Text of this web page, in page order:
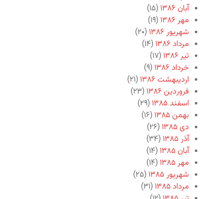
آبان ۱۳۸۶
(۱۵)
مهر ۱۳۸۶
(۱۹)
شهریور ۱۳۸۶
(۲۰)
مرداد ۱۳۸۶
(۱۴)
تیر ۱۳۸۶
(۱۷)
خرداد ۱۳۸۶
(۹)
اردیبهشت ۱۳۸۶
(۲۱)
فروردین ۱۳۸۶
(۲۳)
اسفند ۱۳۸۵
(۲۹)
بهمن ۱۳۸۵
(۱۶)
دی ۱۳۸۵
(۲۶)
آذر ۱۳۸۵
(۳۴)
آبان ۱۳۸۵
(۱۴)
مهر ۱۳۸۵
(۱۴)
شهریور ۱۳۸۵
(۲۵)
مرداد ۱۳۸۵
(۳۱)